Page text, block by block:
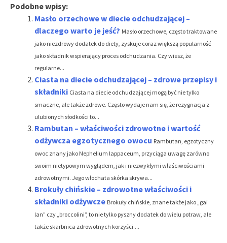
Podobne wpisy:
Masło orzechowe w diecie odchudzającej –
dlaczego warto je jeść? Masło orzechowe, często traktowane
jako niezdrowy dodatek do diety, zyskuje coraz większą popularność
jako składnik wspierający proces odchudzania. Czy wiesz, że
regularne...
Ciasta na diecie odchudzającej – zdrowe przepisy i
składniki Ciasta na diecie odchudzającej mogą być nie tylko
smaczne, ale także zdrowe. Często wydaje nam się, że rezygnacja z
ulubionych słodkości to...
Rambutan – właściwości zdrowotne i wartość
odżywcza egzotycznego owocu Rambutan, egzotyczny
owoc znany jako Nephelium lappaceum, przyciąga uwagę zarówno
swoim nietypowym wyglądem, jak i niezwykłymi właściwościami
zdrowotnymi. Jego włochata skórka skrywa...
Brokuły chińskie – zdrowotne właściwości i
składniki odżywcze Brokuły chińskie, znane także jako „gai
lan” czy „broccolini”, to nie tylko pyszny dodatek do wielu potraw, ale
także skarbnica zdrowotnych korzyści....